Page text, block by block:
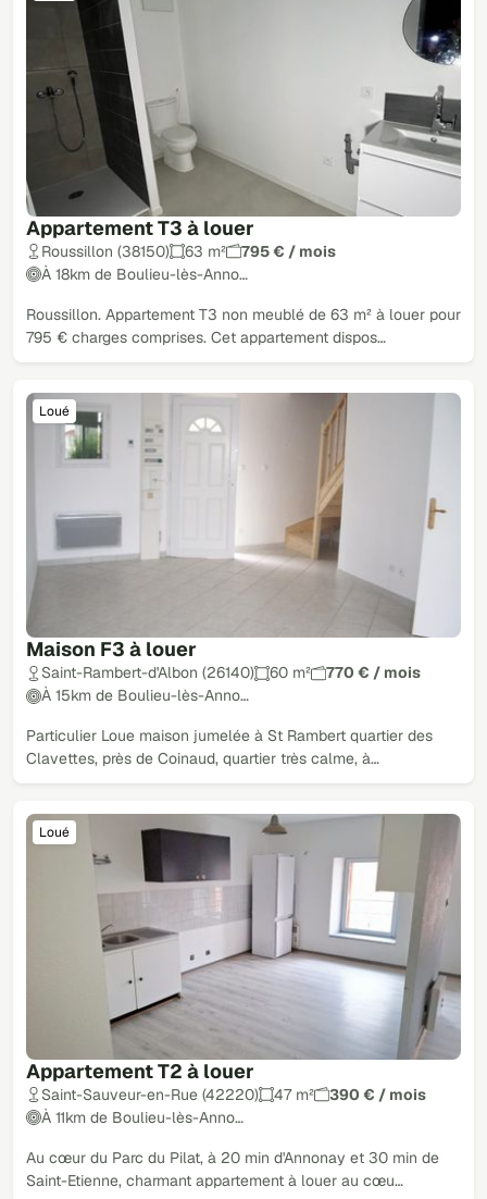
Appartement T3 à louer
Roussillon (38150) 63 m²
795 € / mois
À 18km de Boulieu-lès-Anno…
Roussillon. Appartement T3 non meublé de 63 m² à louer pour
795 € charges comprises. Cet appartement dispos…
Maison F3 à louer
Loué
Saint-Rambert-d'Albon (26140) 60 m²
770 € / mois
À 15km de Boulieu-lès-Anno…
Particulier Loue maison jumelée à St Rambert quartier des
Clavettes, près de Coinaud, quartier très calme, à…
Appartement T2 à louer
Loué
Saint-Sauveur-en-Rue (42220) 47 m²
390 € / mois
À 11km de Boulieu-lès-Anno…
Au cœur du Parc du Pilat, à 20 min d'Annonay et 30 min de
Saint-Etienne, charmant appartement à louer au cœu…